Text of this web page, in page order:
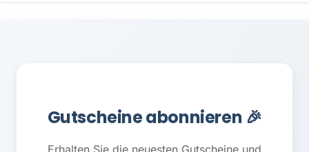
Gutscheine abonnieren 🎉